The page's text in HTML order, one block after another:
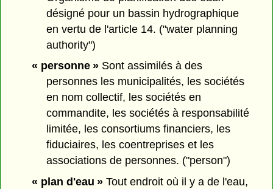
désigné pour un bassin hydrographique
en vertu de l'article 14. ("water planning
authority")
« personne »Sont assimilés à des
personnes les municipalités, les sociétés
en nom collectif, les sociétés en
commandite, les sociétés à responsabilité
limitée, les consortiums financiers, les
fiduciaires, les coentreprises et les
associations de personnes. ("person")
« plan d'eau »Tout endroit où il y a de l'eau,